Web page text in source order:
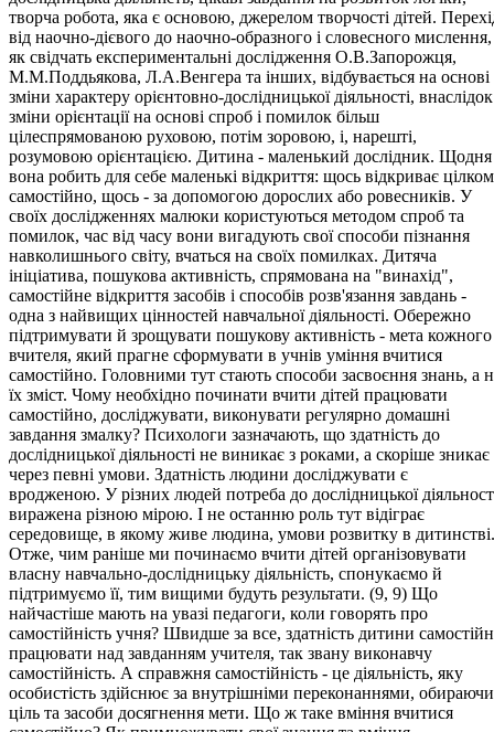
творча робота, яка є основою, джерелом творчості дітей.
від наочно-дієвого до наочно-образного і словесного мислення,
як свідчать експериментальні дослідження О.В.Запорожця,
М.М.Поддьякова, Л.А.Венгера та інших, відбувається на основі
зміни характеру орієнтовно-дослідницької діяльності, внаслідок
зміни орієнтації на основі спроб і помилок більш
цілеспрямованою руховою, потім зоровою, і, нарешті,
розумовою орієнтацією. Дитина - маленький дослідник. Щодня
вона робить для себе маленькі відкриття: щось відкриває цілком
самостійно, щось - за допомогою дорослих або ровесників. У
своїх дослідженнях малюки користуються методом спроб та
помилок, час від часу вони вигадують свої способи пізнання
навколишнього світу, вчаться на своїх помилках. Дитяча
ініціатива, пошукова активність, спрямована на "винахід",
самостійне відкриття засобів і способів розв'язання завдань -
одна з найвищих цінностей навчальної діяльності. Обережно
підтримувати й зрощувати пошукову активність - мета кожного
вчителя, який прагне сформувати в учнів уміння вчитися
самостійно. Головними тут стають способи засвоєння знань, а
їх зміст. Чому необхідно починати вчити дітей працювати
самостійно, досліджувати, виконувати регулярно домашні
завдання змалку? Психологи зазначають, що здатність до
дослідницької діяльності не виникає з роками, а скоріше зникає
через певні умови. Здатність людини досліджувати є
вродженою. У різних людей потреба до дослідницької
виражена різною мірою. І не останню роль тут відіграє
середовище, в якому живе людина, умови розвитку в дитинстві.
Отже, чим раніше ми починаємо вчити дітей організовувати
власну навчально-дослідницьку діяльність, спонукаємо й
підтримуємо її, тим вищими будуть результати. (9, 9) Що
найчастіше мають на увазі педагоги, коли говорять про
самостійність учня? Швидше за все, здатність дитини
працювати над завданням учителя, так звану виконавчу
самостійність. А справжня самостійність - це діяльність, яку
особистість здійснює за внутрішніми переконаннями, обираючи
ціль та засоби досягнення мети. Що ж таке вміння вчитися